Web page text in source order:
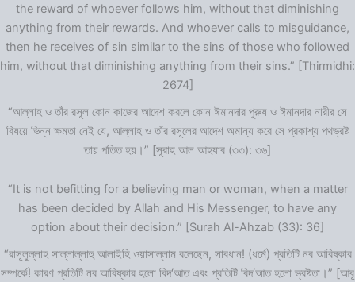
the reward of whoever follows him, without that diminishing
anything from their rewards. And whoever calls to misguidance,
then he receives of sin similar to the sins of those who followed
him, without that diminishing anything from their sins.” [Thirmidhi:
2674]
“আল্লাহ ও তাঁর রসূল কোন কাজের আদেশ করলে কোন ঈমানদার পুরুষ ও ঈমানদার নারীর সে
বিষয়ে ভিন্ন ক্ষমতা নেই যে, আল্লাহ ও তাঁর রসূলের আদেশ অমান্য করে সে প্রকাশ্য পথভ্রষ্ট
তায় পতিত হয়।” [সূরাহ আল আহযাব (৩৩): ৩৬]
“It is not befitting for a believing man or woman, when a matter
has been decided by Allah and His Messenger, to have any
option about their decision.” [Surah Al-Ahzab (33): 36]
“রাসূলুল্লাহ সাল্লাল্লাহু আলাইহি ওয়াসাল্লাম বলেছেন, সাবধান! (ধর্মে) প্রতিটি নব আবিষ্কার
সম্পর্কে! কারণ প্রতিটি নব আবিষ্কার হলো বিদ‘আত এবং প্রতিটি বিদ‘আত হলো ভ্রষ্টতা।” [আবূ